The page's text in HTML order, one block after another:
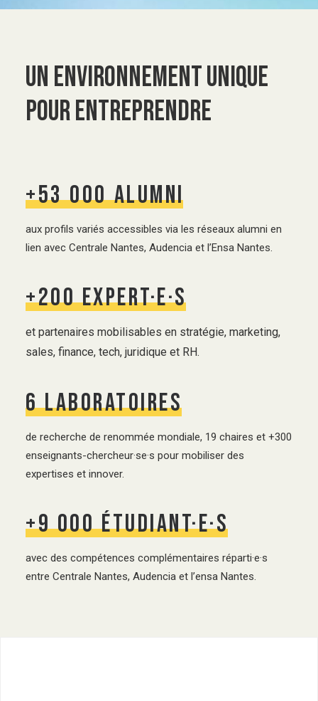
UN ENVIRONNEMENT UNIQUE
POUR ENTREPRENDRE
+53 000 alumni
aux profils variés accessibles via les réseaux alumni en
lien avec Centrale Nantes, Audencia et l’Ensa Nantes.
+200 expert·e·s
et partenaires mobilisables en stratégie, marketing,
sales, finance, tech, juridique et RH.
6 laboratoires
de recherche de renommée mondiale, 19 chaires et +300
enseignants-chercheur·se·s pour mobiliser des
expertises et innover.
+9 000 étudiant·e·s
avec des compétences complémentaires réparti·e·s
entre Centrale Nantes, Audencia et l’ensa Nantes.